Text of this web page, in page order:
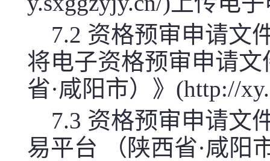
7.2 资格预审申请文
将电子资格预审申请
省·咸阳市）》(http://
7.3 资格预审申请文
易平台 （陕西省·咸阳